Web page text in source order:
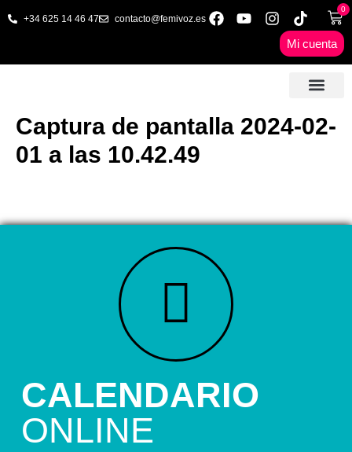
+34 625 14 46 47 contacto@femivoz.es
0
Mi cuenta
Captura de pantalla 2024-02-
01 a las 10.42.49
CALENDARIO
ONLINE